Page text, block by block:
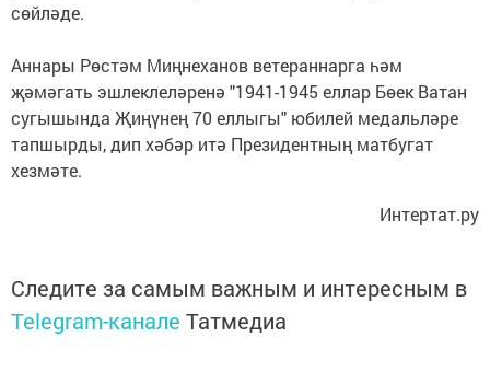
сөйләде.
Аннары Рөстәм Миңнеханов ветераннарга һәм
җәмәгать эшлеклеләренә "1941-1945 еллар Бөек Ватан
сугышында Җиңүнең 70 еллыгы" юбилей медальләре
тапшырды, дип хәбәр итә Президентның матбугат
хезмәте.
Интертат.ру
Следите за самым важным и интересным в
Telegram-канале Татмедиа